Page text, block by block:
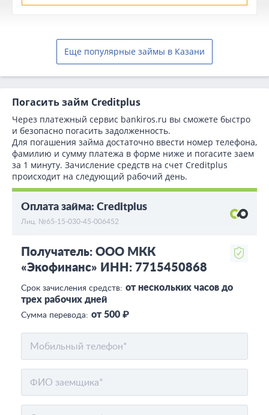
Еще популярные займы в Казани
Погасить займ Creditplus
Через платежный сервис bаnkiros.ru вы сможете быстро
и безопасно погасить задолженность.
Для погашения займа достаточно ввести номер телефона,
фамилию и сумму платежа в форме ниже и погасите заем
за 1 минуту. Зачисление средств на счет Creditplus
происходит на следующий рабочий день.